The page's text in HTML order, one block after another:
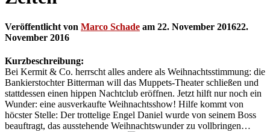
Veröffentlicht von Marco Schade am 22. November 201622.
November 2016
Kurzbeschreibung:
Bei Kermit & Co. herrscht alles andere als Weihnachtsstimmung: die
Bankierstochter Bitterman will das Muppets-Theater schließen und
stattdessen einen hippen Nachtclub eröffnen. Jetzt hilft nur noch ein
Wunder: eine ausverkaufte Weihnachtsshow! Hilfe kommt von
höcster Stelle: Der trottelige Engel Daniel wurde von seinem Boss
beauftragt, das ausstehende Weihnachtswunder zu vollbringen…